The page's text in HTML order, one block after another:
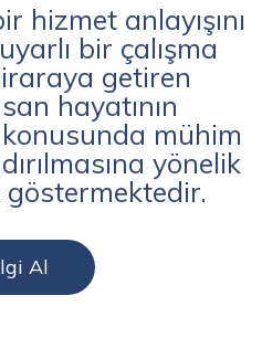
hizmet anlayışını
bir çalışma
getiren
hayatının
konusunda mühim
yönelik
Al